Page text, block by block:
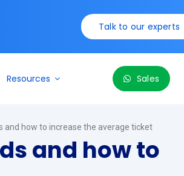
Talk to our experts
Resources Sales
how to increase the average ticket
and how to